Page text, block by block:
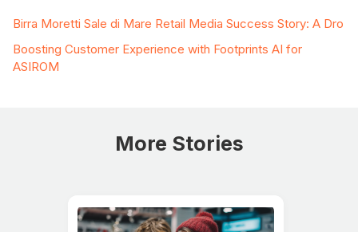
Birra Moretti Sale di Mare Retail Media Success Story: A Dro
Boosting Customer Experience with Footprints AI for
ASIROM
More Stories